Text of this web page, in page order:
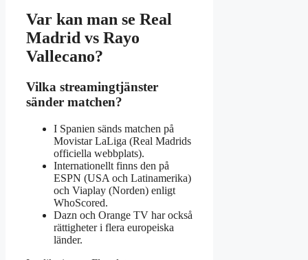
Var kan man se Real
Madrid vs Rayo
Vallecano?
Vilka streamingtjänster
sänder matchen?
I Spanien sänds matchen på
Movistar LaLiga (Real Madrids
officiella webbplats).
Internationellt finns den på
ESPN (USA och Latinamerika)
och Viaplay (Norden) enligt
WhoScored.
Dazn och Orange TV har också
rättigheter i flera europeiska
länder.